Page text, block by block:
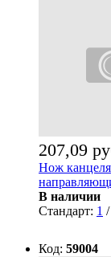
207,09
Нож
В наличии
Стандарт: 1 /
Код: 59004